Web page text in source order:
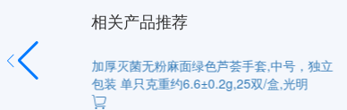
相关产品推荐
小号，独立
,光明
加厚灭菌无粉麻面绿色芦荟手套,中号，独立
包装 单只克重约6.6±0.2g,25双/盒,光明